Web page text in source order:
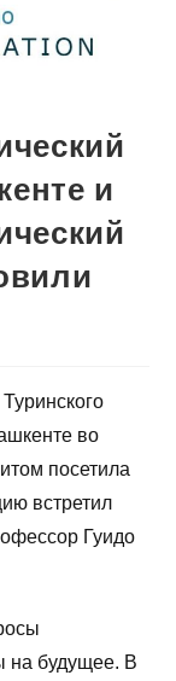
и
во
посетила
встретил
Гуидо
на будущее. В